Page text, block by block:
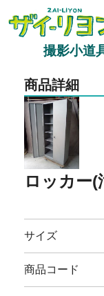
撮影小道
商品詳細
ロッカー(
サイズ
商品コード